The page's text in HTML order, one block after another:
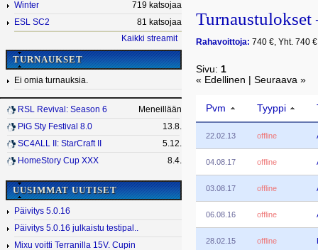
Winter
719 katsojaa
ESL SC2
81 katsojaa
Kaikki streamit
TURNAUKSET
Ei omia turnauksia.
RSL Revival: Season 6
Meneillään
PiG Sty Festival 8.0
13.8.
SC4ALL II: StarCraft II
5.12.
HomeStory Cup XXX
8.4.
UUSIMMAT UUTISET
Päivitys 5.0.16
Päivitys 5.0.16 julkaistu testipal..
Mixu voitti Terranilla 15V. Cupin
Rahavoittoja: 740 €, Yht. 740 €
Sivu: 1
« Edellinen | Seuraava »
Pvm Tyyppi
22.02.13 offline
04.08.17 offline
03.08.17 offline
06.08.16 offline
28.02.15 offline